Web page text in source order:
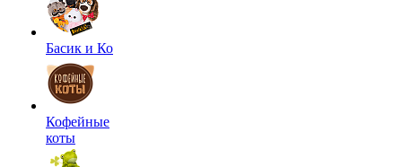
Басик и Ко
Кофейные
коты